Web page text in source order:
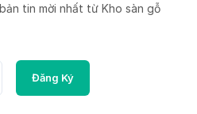
tin mời nhất từ Kho sàn gỗ